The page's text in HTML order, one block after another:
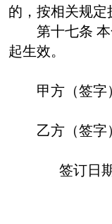
的，按相关规定
第十七条
起生效。
甲方（签字
乙方（签字
签订日